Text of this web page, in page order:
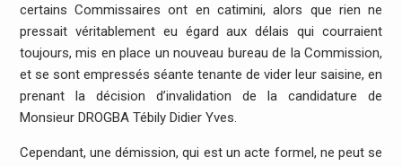
certains Commissaires ont en catimini, alors que rien ne
pressait véritablement eu égard aux délais qui courraient
toujours, mis en place un nouveau bureau de la Commission,
et se sont empressés séante tenante de vider leur saisine, en
prenant la décision d’invalidation de la candidature de
Monsieur DROGBA Tébily Didier Yves.
Cependant, une démission, qui est un acte formel, ne peut se